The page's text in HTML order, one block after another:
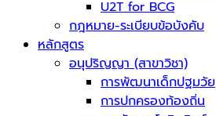
U2T for BCG
กฎหมาย-ระเบียบข้อบังคับ
หลักสูตร
อนุปริญญา (สาขาวิชา)
การพัฒนาเด็กปฐมวัย
การปกครองท้องถิ่น